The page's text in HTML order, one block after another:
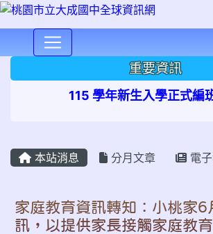
重要資訊
115 學年新生入學正式編
本站消息 分月文章 電
家庭教育資訊轉知：小桃家6
訊，以提供家長接觸家庭教